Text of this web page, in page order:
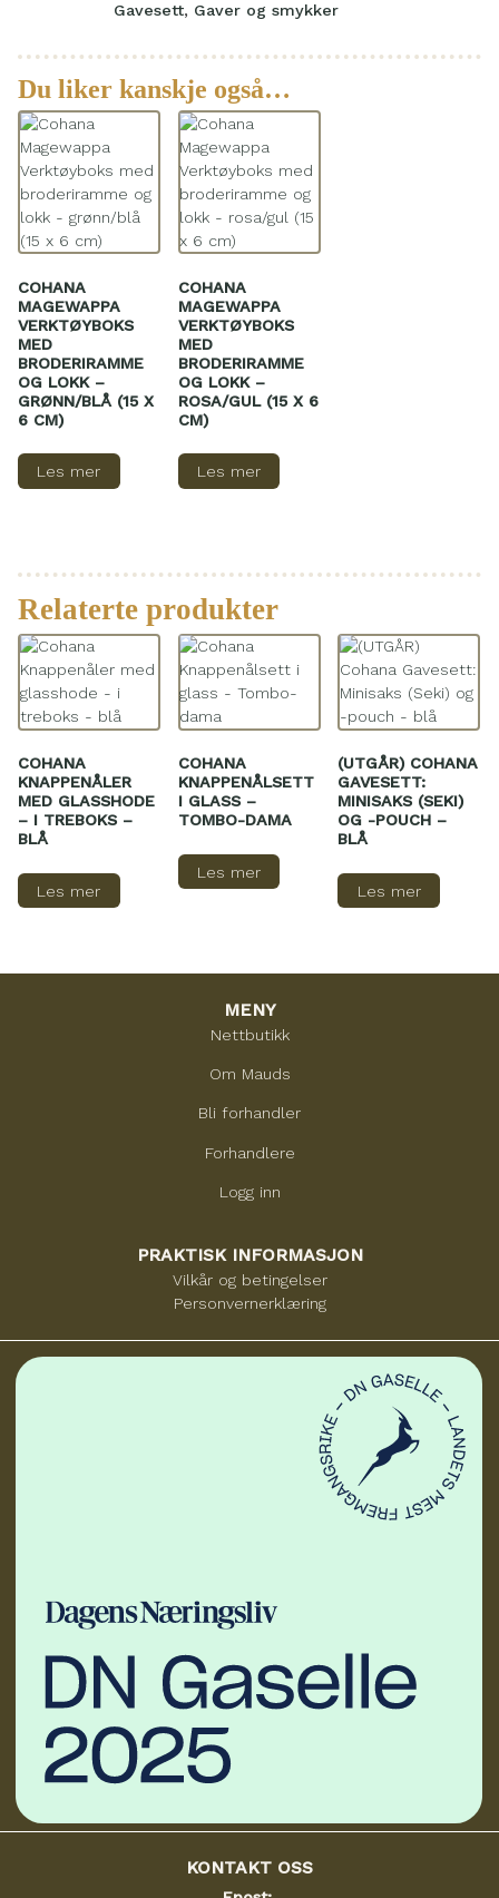
Gavesett, Gaver og smykker
Du liker kanskje også…
COHANA
MAGEWAPPA
VERKTØYBOKS
MED
BRODERIRAMME
OG LOKK –
GRØNN/BLÅ (15 X
6 CM)
Les mer
COHANA
MAGEWAPPA
VERKTØYBOKS
MED
BRODERIRAMME
OG LOKK –
ROSA/GUL (15 X 6
CM)
Les mer
Relaterte produkter
COHANA
KNAPPENÅLER
MED GLASSHODE
– I TREBOKS –
BLÅ
Les mer
COHANA
KNAPPENÅLSETT
I GLASS –
TOMBO-DAMA
Les mer
(UTGÅR) COHANA
GAVESETT:
MINISAKS (SEKI)
OG -POUCH –
BLÅ
Les mer
MENY
Nettbutikk
Om Mauds
Bli forhandler
Forhandlere
Logg inn
PRAKTISK INFORMASJON
Vilkår og betingelser
Personvernerklæring
KONTAKT OSS